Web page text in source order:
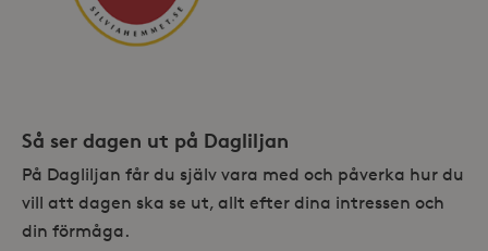
Så ser dagen ut på Dagliljan
På Dagliljan får du själv vara med och påverka hur du
vill att dagen ska se ut, allt efter dina intressen och
din förmåga.